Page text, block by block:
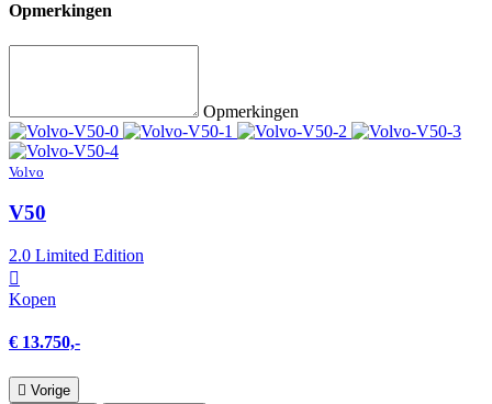
Opmerkingen
Opmerkingen
Volvo
V50
2.0 Limited Edition
Kopen
€ 13.750,-
Vorige